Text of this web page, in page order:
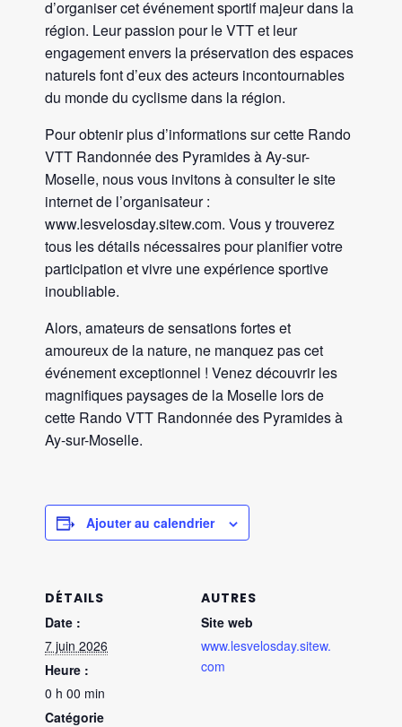
d’organiser cet événement sportif majeur dans la
région. Leur passion pour le VTT et leur
engagement envers la préservation des espaces
naturels font d’eux des acteurs incontournables
du monde du cyclisme dans la région.
Pour obtenir plus d’informations sur cette Rando
VTT Randonnée des Pyramides à Ay-sur-
Moselle, nous vous invitons à consulter le site
internet de l’organisateur :
www.lesvelosday.sitew.com. Vous y trouverez
tous les détails nécessaires pour planifier votre
participation et vivre une expérience sportive
inoubliable.
Alors, amateurs de sensations fortes et
amoureux de la nature, ne manquez pas cet
événement exceptionnel ! Venez découvrir les
magnifiques paysages de la Moselle lors de
cette Rando VTT Randonnée des Pyramides à
Ay-sur-Moselle.
Ajouter au calendrier
DÉTAILS
Date :
7 juin 2026
Heure :
0 h 00 min
Catégorie
AUTRES
Site web
www.lesvelosday.sitew.
com